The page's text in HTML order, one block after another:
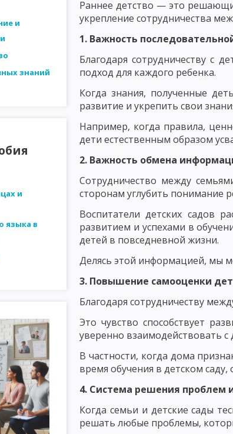
ОСНОВНЫЕ ЗАКОНОМЕРНОСТИ РАЗВИТИЯ ЛИЧНОСТИ
ВОЗРАСТНАЯ ПЕРИОДИЗАЦИЯ РАЗВИТИЯ ЛИЧНОСТИ
ПРОБЛЕМ
ПЕДАГОГИКЕ. ЭТАПЫ ПЕДАГОГИЧЕСКОГО ИССЛЕДОВАНИЯ
АНАЛИЗ ОБОСНОВАННОСТИ СОДЕРЖАНИЯ
ПРИ ПЕДАГОГИЧЕСКИХ ИССЛЕДОВАНИЯХ
ИССЛЕДОВАНИЙ ЭТАПЫ
НАБЛЮДЕНИЕ
МЕТОД ВОПРОСОВ – БЕСЕДА МЕТОДЫ
АНКЕТНЫЙ ОПРОС ПРАВИЛА
ТЕСТИРОВАНИЕ ВИДЫ ТЕСТОВ В
ПРОЦЕССА ОСНОВНЫЕ КОМПОНЕНТЫ
ПРОЦЕССА. ЗАКОНОМЕРНОСТИ ФОРМИРОВАНИЯ
ПЕДАГОГИЧЕСКОГО ПРОЦЕССА
ПЕДАГОГИЧЕСКОЕ МАСТЕРСТВО И ЕГО
ЕЕ СОСТАВЛЯЮЩИЕ ПЕДАГОГИЧЕСКИЙ ОПЫТ,
И ПАНТОМИМИКА
ПЕДАГОГИЧЕСКИЕ СПОСОБНОСТИ ОСНОВНЫЕ
ОБЩЕНИЯ. СТРУКТУРА ПРОФЕССИОНАЛЬНО-
и
знаний
и
языка в
Раннее детство — это
укрепление сотрудничества
1. Важность
Благодаря сотрудничеству с
подход для каждого ребенка.
Когда знания, полученные
развитие и укрепить свои
Например, когда правила,
дети естественным образом
2. Важность обмена
Сотрудничество между
сторонам углубить понимание
Воспитатели детских садов
развитием и успехами в
детей в повседневной жизни.
Делясь этой информацией, мы
3. Повышение самооценки
Благодаря сотрудничеству
Это чувство способствует
уверенно взаимодействовать с
В частности, когда дома
время обучения в детском
4. Система решения проблем
Когда семьи и детские сады
решать любые проблемы,